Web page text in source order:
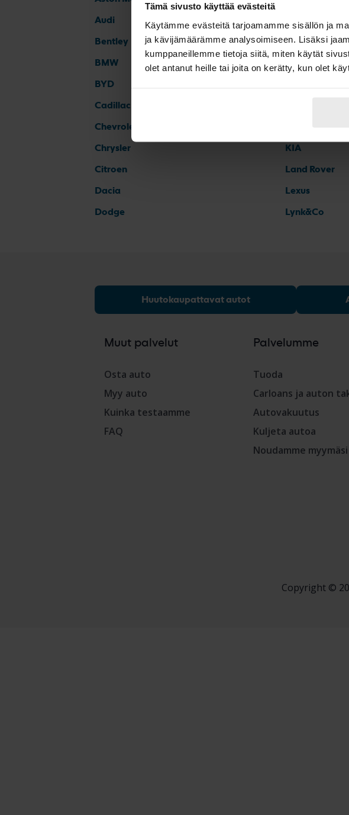
Tämä sivusto käyttää evästeitä
Käytämme evästeitä tarjoamamme sisällön ja
ja kävijämäärämme analysoimiseen. Lisäksi
kumppaneillemme tietoja siitä, miten käytät
olet antanut heille tai joita on kerätty, kun olet
Audi
Bentley
BMW
BYD
Cadillac
Chevrolet
Chrysler
Citroen
Dacia
Dodge
Ford
Honda
Hyundai
KIA
Land Rover
Lexus
Lynk&Co
Huutokaupattavat autot
Muut palvelut
Osta auto
Myy auto
Kuinka testaamme
FAQ
Palvelumme
Tuoda
Carloans ja auton
Autovakuutus
Kuljeta autoa
Noudamme
Copyright ©